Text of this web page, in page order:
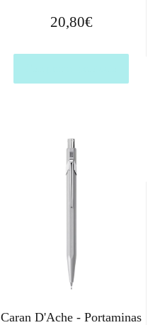
20,80€
Caran D'Ache - Portaminas